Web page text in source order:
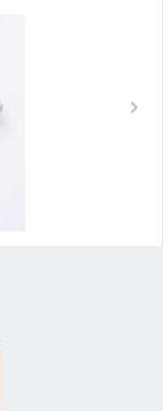
Next